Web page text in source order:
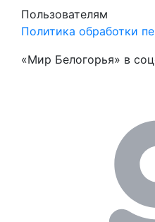
Пользователям
Политика обработки
«Мир Белогорья» в